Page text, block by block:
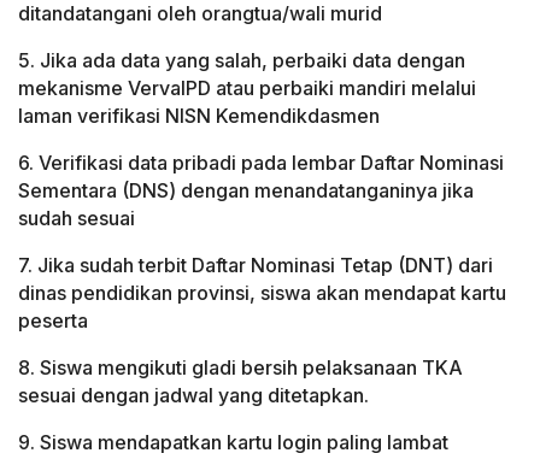
ditandatangani oleh orangtua/wali murid
5. Jika ada data yang salah, perbaiki data dengan
mekanisme VervalPD atau perbaiki mandiri melalui
laman verifikasi NISN Kemendikdasmen
6. Verifikasi data pribadi pada lembar Daftar Nominasi
Sementara (DNS) dengan menandatanganinya jika
sudah sesuai
7. Jika sudah terbit Daftar Nominasi Tetap (DNT) dari
dinas pendidikan provinsi, siswa akan mendapat kartu
peserta
8. Siswa mengikuti gladi bersih pelaksanaan TKA
sesuai dengan jadwal yang ditetapkan.
9. Siswa mendapatkan kartu login paling lambat